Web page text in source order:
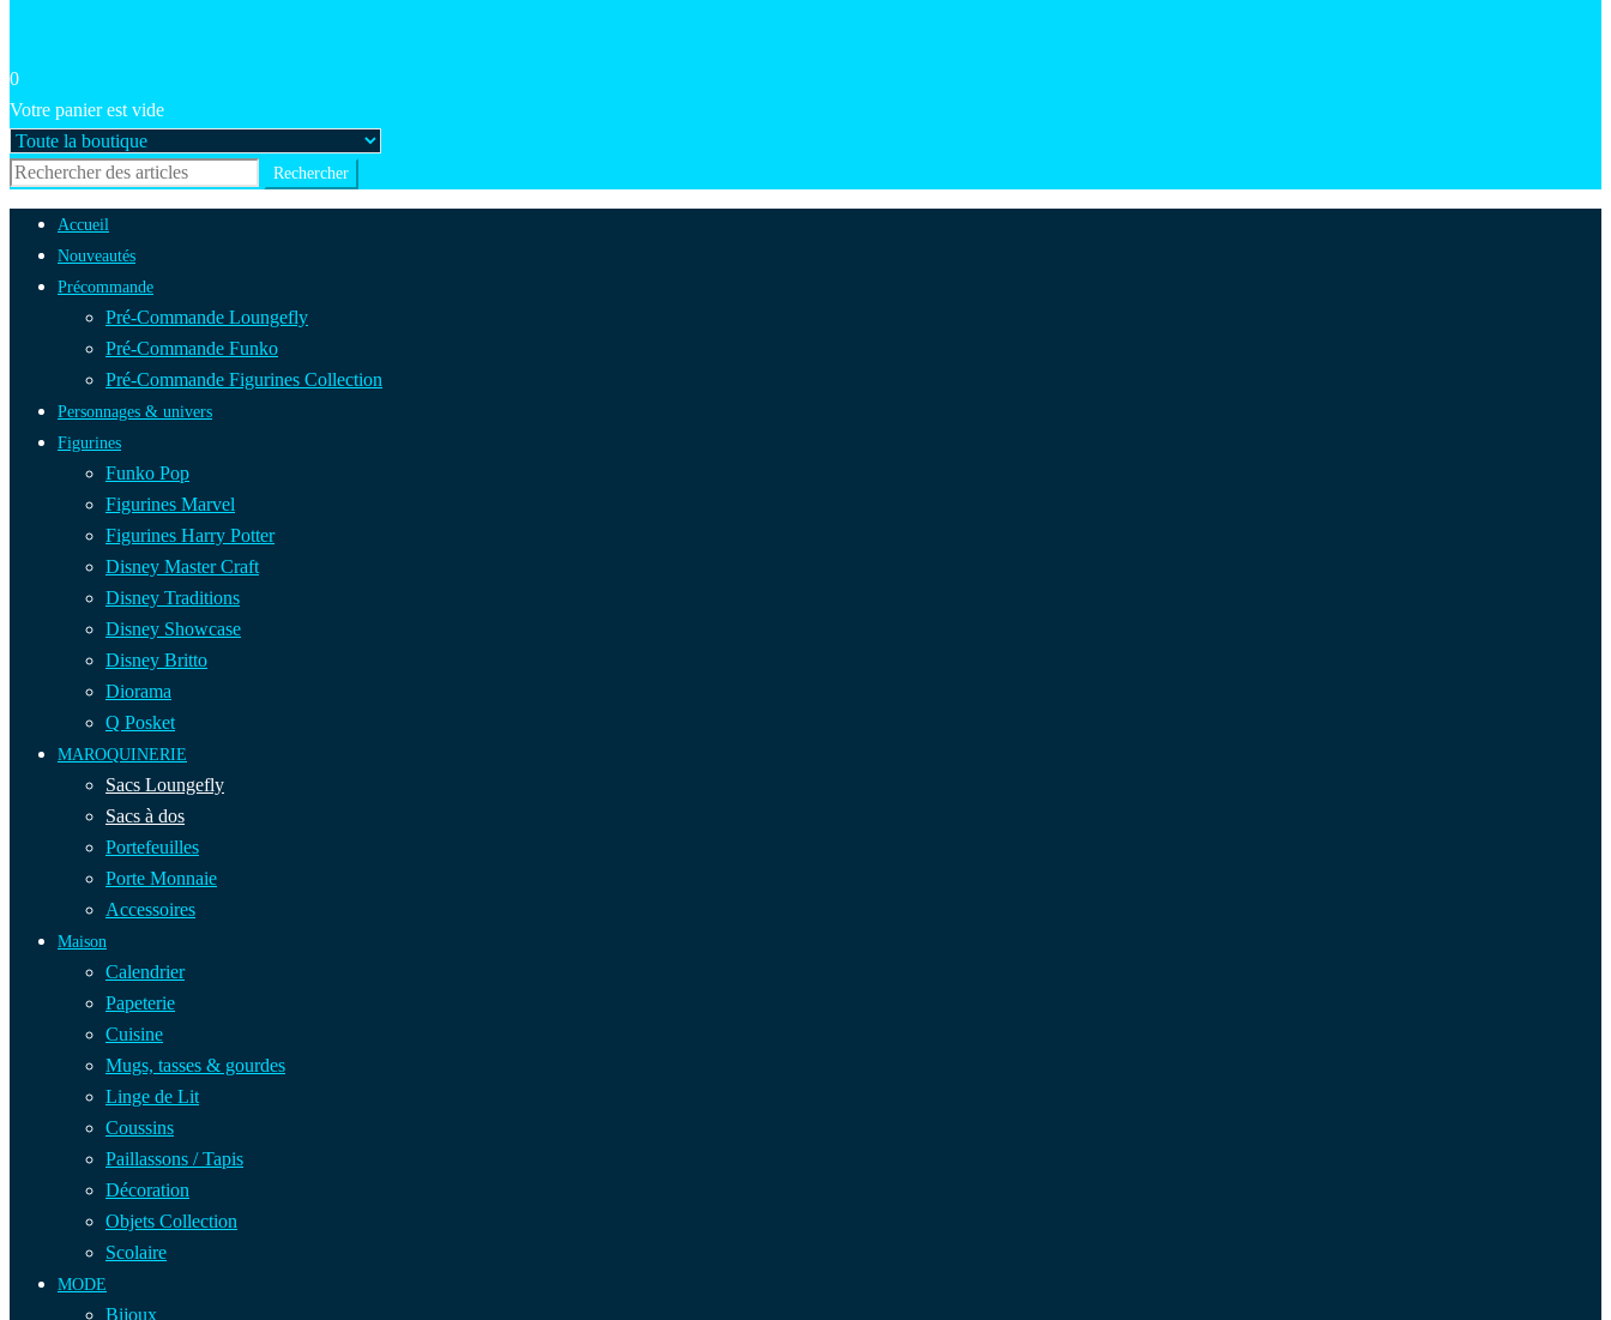
0
Votre panier est vide
Accueil
Nouveautés
Précommande
Pré-Commande Loungefly
Pré-Commande Funko
Pré-Commande Figurines Collection
Personnages & univers
Figurines
Funko Pop
Figurines Marvel
Figurines Harry Potter
Disney Master Craft
Disney Traditions
Disney Showcase
Disney Britto
Diorama
Q Posket
MAROQUINERIE
Sacs Loungefly
Sacs à dos
Portefeuilles
Porte Monnaie
Accessoires
Maison
Calendrier
Papeterie
Cuisine
Mugs, tasses & gourdes
Linge de Lit
Coussins
Paillassons / Tapis
Décoration
Objets Collection
Scolaire
MODE
Bijoux